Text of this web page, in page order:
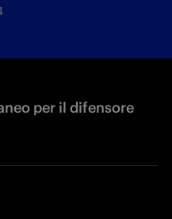
per il difensore